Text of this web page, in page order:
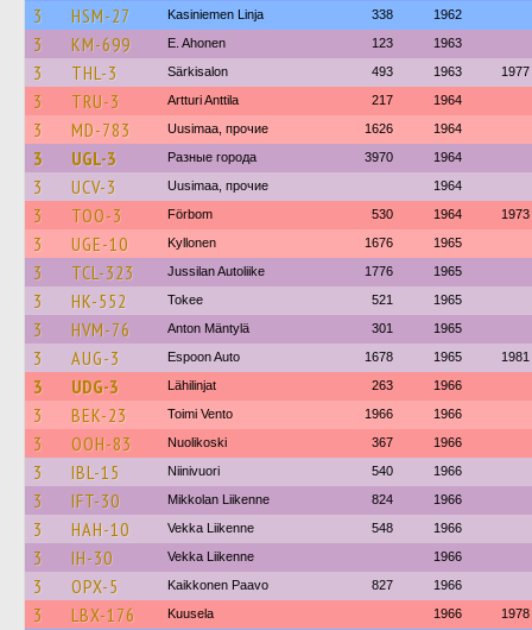
3 HSM-27 Kasiniemen Linja 338 1962
3 KM-699 E. Ahonen 123 1963
3 THL-3 Särkisalon 493 1963 1977
3 TRU-3 Artturi Anttila 217 1964
3 MD-783 Uusimaa, прочие 1626 1964
3 UGL-3 Разные города 3970 1964
3 UCV-3 Uusimaa, прочие 1964
3 TOO-3 Förbom 530 1964 1973
3 UGE-10 Kyllonen 1676 1965
3 TCL-323 Jussilan Autoliike 1776 1965
3 HK-552 Tokee 521 1965
3 HVM-76 Anton Mäntylä 301 1965
3 AUG-3 Espoon Auto 1678 1965 1981
3 UDG-3 Lähilinjat 263 1966
3 BEK-23 Toimi Vento 1966 1966
3 OOH-83 Nuolikoski 367 1966
3 IBL-15 Niinivuori 540 1966
3 IFT-30 Mikkolan Liikenne 824 1966
3 HAH-10 Vekka Liikenne 548 1966
3 IH-30 Vekka Liikenne 1966
3 OPX-5 Kaikkonen Paavo 827 1966
3 LBX-176 Kuusela 1966 1978